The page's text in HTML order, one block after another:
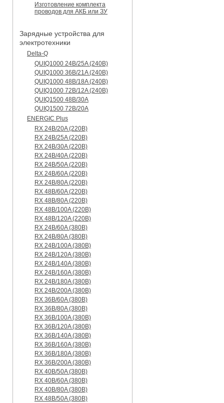
Изготовление комплекта
проводов для АКБ или ЗУ
Зарядные устройства для
электротехники
Delta-Q
QUIQ1000 24B/25A (240B)
QUIQ1000 36B/21A (240B)
QUIQ1000 48B/18A (240B)
QUIQ1000 72B/12A (240B)
QUIQ1500 48B/30A
QUIQ1500 72B/20A
ENERGIC Plus
RX 24B/20A (220B)
RX 24B/25A (220B)
RX 24B/30A (220B)
RX 24B/40A (220B)
RX 24B/50A (220B)
RX 24B/60A (220B)
RX 24B/80A (220B)
RX 48B/60A (220B)
RX 48B/80A (220B)
RX 48B/100A (220B)
RX 48B/120A (220B)
RX 24B/60A (380B)
RX 24B/80A (380B)
RX 24B/100A (380B)
RX 24B/120A (380B)
RX 24B/140A (380B)
RX 24B/160A (380B)
RX 24B/180A (380B)
RX 24B/200A (380B)
RX 36B/60A (380B)
RX 36B/80A (380B)
RX 36B/100A (380B)
RX 36B/120A (380B)
RX 36B/140A (380B)
RX 36B/160A (380B)
RX 36B/180A (380B)
RX 36B/200A (380B)
RX 40B/50A (380B)
RX 40B/60A (380B)
RX 40B/80A (380B)
RX 48B/50A (380B)